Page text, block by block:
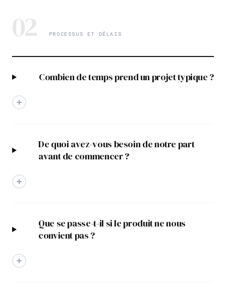
02 PROCESSUS ET DÉLAIS
Combien de temps prend un projet typique ?
De quoi avez-vous besoin de notre part
avant de commencer ?
Que se passe-t-il si le produit ne nous
convient pas ?